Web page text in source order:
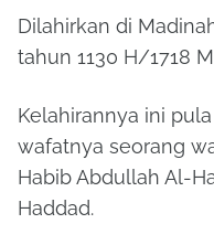
Dilahirkan di
tahun 1130 H/1718
Kelahirannya ini
wafatnya seorang
Habib Abdullah Al-
Haddad.